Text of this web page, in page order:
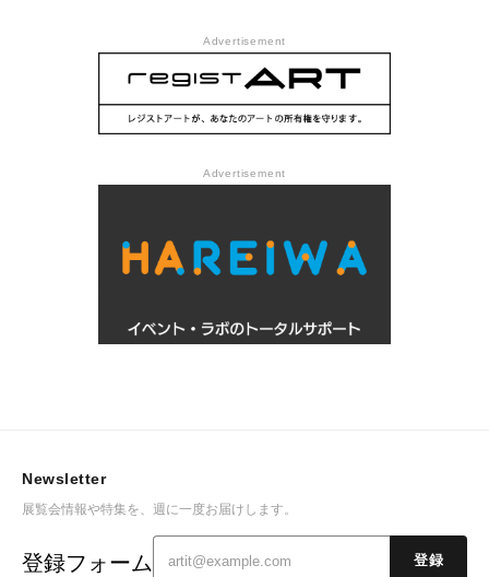
Advertisement
Advertisement
Newsletter
展覧会情報や特集を、週に一度お届けします。
登録フォーム 登録